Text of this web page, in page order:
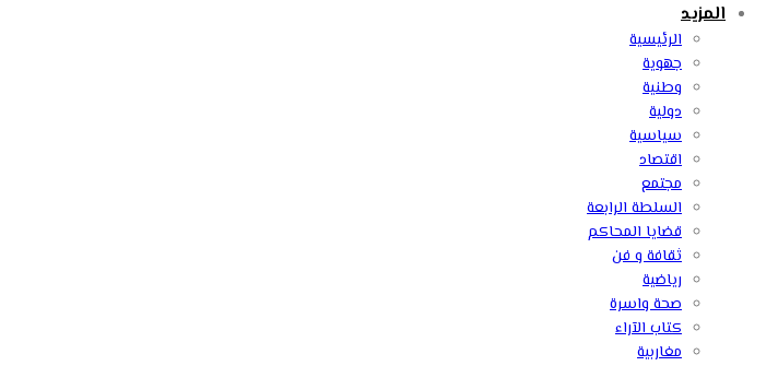
المزيد
الرئيسية
جهوية
وطنية
دولية
سياسية
اقتصاد
مجتمع
السلطة الرابعة
قضايا المحاكم
ثقافة و فن
رياضية
صحة واسرة
كتاب الآراء
مغاربية